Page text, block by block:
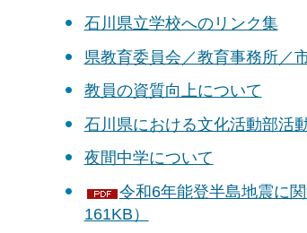
石川県立学校へのリンク集
県教育委員会／教育事務所／
教員の資質向上について
石川県における文化活動部活
夜間中学について
令和6年能登半島地震に
161KB）